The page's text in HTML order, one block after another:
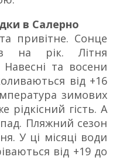
в Салерно
привітне. Сонце
на рік. Літня
та восени
від +16
зимових
рідкісний гість. А
Пляжний сезон
У ці місяці води
від +19 до